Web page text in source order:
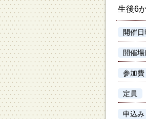
生後6
開催日
開催場
参加費
定員
申込み